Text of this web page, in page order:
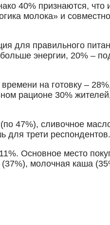
40% признаются, что
молока» и
для правильного
энергии, 20% –
на готовку –
рационе 30%
47%), сливочное
для трети респондентов.
Основное место
молочная каша